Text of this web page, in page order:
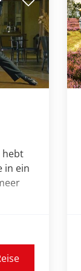
so
hebt
in ein